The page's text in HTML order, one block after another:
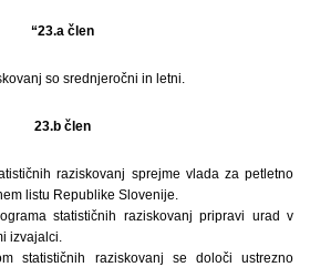
“23.a člen
so srednjeročni in letni.
23.b člen
raziskovanj sprejme vlada za petletno
listu Republike Slovenije.
statističnih raziskovanj pripravi urad v
izvajalci.
statističnih raziskovanj se določi ustrezno